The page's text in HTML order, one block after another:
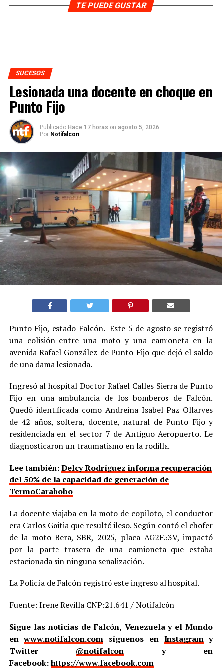
TE PUEDE GUSTAR
SUCESOS
Lesionada una docente en choque en
Punto Fijo
Publicado Hace 17 horas on agosto 5, 2026
Por Notifalcon
Punto Fijo, estado Falcón.- Este 5 de agosto se registró
una colisión entre una moto y una camioneta en la
avenida Rafael González de Punto Fijo que dejó el saldo
de una dama lesionada.
Ingresó al hospital Doctor Rafael Calles Sierra de Punto
Fijo en una ambulancia de los bomberos de Falcón.
Quedó identificada como Andreina Isabel Paz Ollarves
de 42 años, soltera, docente, natural de Punto Fijo y
residenciada en el sector 7 de Antiguo Aeropuerto. Le
diagnosticaron un traumatismo en la rodilla.
Lee también:Delcy Rodríguez informa recuperación
del 50% de la capacidad de generación de
TermoCarabobo
La docente viajaba en la moto de copiloto, el conductor
era Carlos Goitia que resultó ileso. Según contó el chofer
de la moto Bera, SBR, 2025, placa AG2F53V, impactó
por la parte trasera de una camioneta que estaba
estacionada sin ninguna señalización.
La Policía de Falcón registró este ingreso al hospital.
Fuente: Irene Revilla CNP:21.641 / Notifalcón
Sigue las noticias de Falcón, Venezuela y el Mundo
enwww.notifalcon.com síguenos en Instagramy
Twitter @notifalcony en
Facebook:https://www.facebook.com